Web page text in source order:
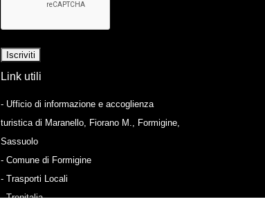
Link utili
- Ufficio di informazione e accoglienza
turistica di Maranello, Fiorano M., Formigine,
Sassuolo
- Comune di Formigine
- Trasporti Locali
- Trenitalia